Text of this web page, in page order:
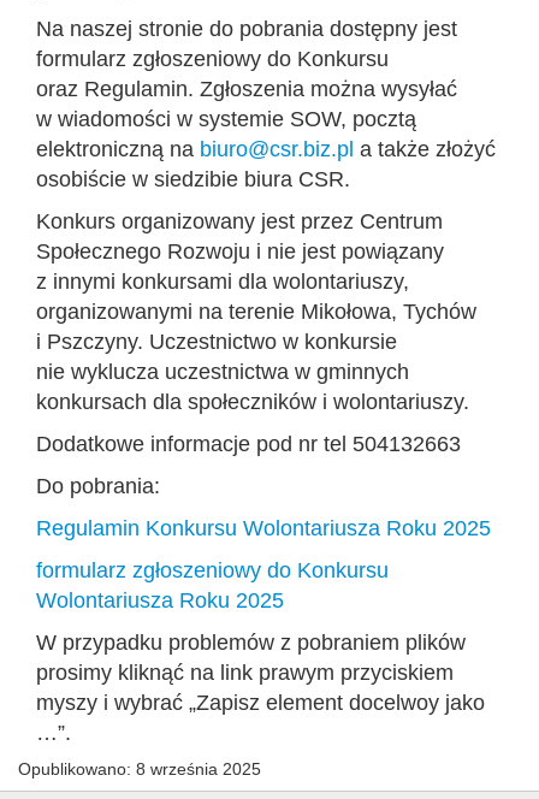
Na naszej stronie do pobrania dostępny jest
formularz zgłoszeniowy do Konkursu
oraz Regulamin. Zgłoszenia można wysyłać
w wiadomości w systemie SOW, pocztą
elektroniczną na biuro@csr.biz.pl a także złożyć
osobiście w siedzibie biura CSR.
Konkurs organizowany jest przez Centrum
Społecznego Rozwoju i nie jest powiązany
z innymi konkursami dla wolontariuszy,
organizowanymi na terenie Mikołowa, Tychów
i Pszczyny. Uczestnictwo w konkursie
nie wyklucza uczestnictwa w gminnych
konkursach dla społeczników i wolontariuszy.
Dodatkowe informacje pod nr tel 504132663
Do pobrania:
Regulamin Konkursu Wolontariusza Roku 2025
formularz zgłoszeniowy do Konkursu
Wolontariusza Roku 2025
W przypadku problemów z pobraniem plików
prosimy kliknąć na link prawym przyciskiem
myszy i wybrać „Zapisz element docelwoy jako
…”.
Opublikowano: 8 września 2025